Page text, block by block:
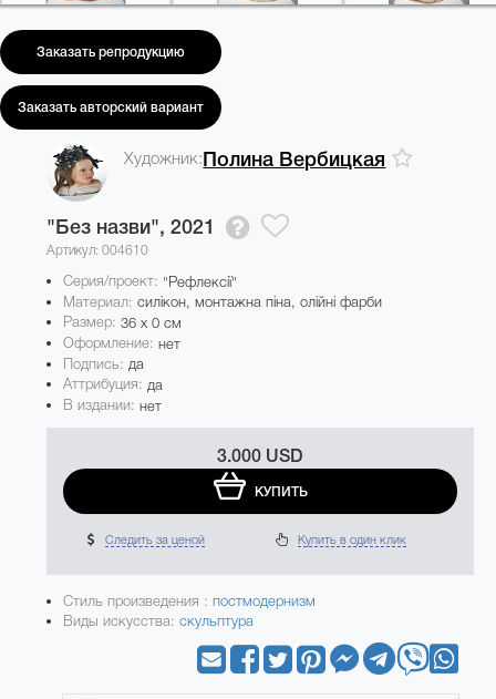
Заказать репродукцию
Заказать авторский вариант
Художник:Полина Вербицкая
"Без назви", 2021
Артикул: 004610
Серия/проект: "Рефлексії"
Материал: силікон, монтажна піна, олійні фарби
Размер: 36 x 0 см
Оформление:нет
Подпись: да
Аттрибуция: да
В издании:нет
3.000 USD
КУПИТЬ
Следить за ценой Купить в один клик
Стиль произведения : постмодернизм
Виды искусства:скульптура